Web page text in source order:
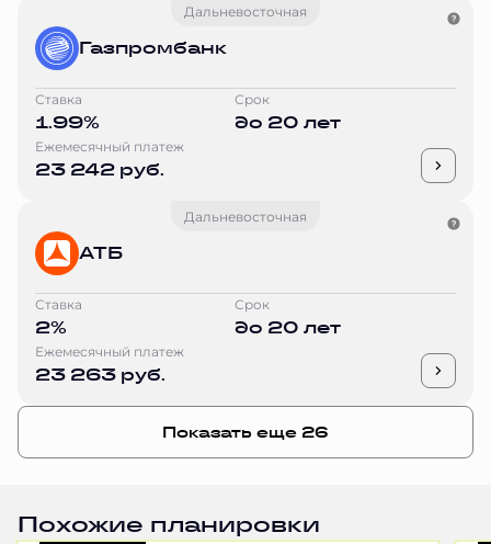
Дальневосточная
Газпромбанк
Ставка
1.99%
Срок
до 20 лет
Ежемесячный платеж
23 242 руб.
Дальневосточная
АТБ
Ставка
2%
Срок
до 20 лет
Ежемесячный платеж
23 263 руб.
Показать еще 26
Похожие планировки